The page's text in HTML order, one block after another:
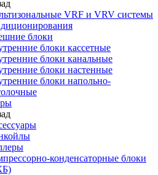
VRF и VRV системы
блоки
блоки кассетные
блоки канальные
блоки настенные
блоки напольно-
конденсаторные блоки